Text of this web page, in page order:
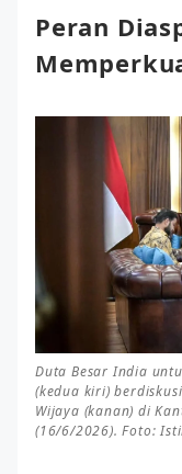
Peran
Duta Besar India
(kedua kiri)
Wijaya (kanan) di
(16/6/2026). Foto: